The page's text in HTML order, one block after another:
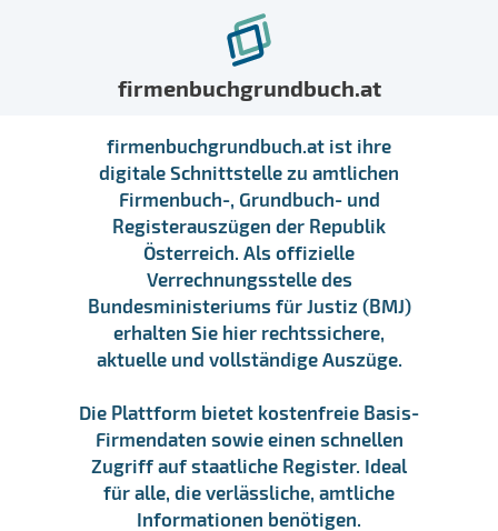
firmenbuchgrundbuch.at
firmenbuchgrundbuch.at ist ihre
digitale Schnittstelle zu amtlichen
Firmenbuch-, Grundbuch- und
Registerauszügen der Republik
Österreich. Als offizielle
Verrechnungsstelle des
Bundesministeriums für Justiz (BMJ)
erhalten Sie hier rechtssichere,
aktuelle und vollständige Auszüge.
Die Plattform bietet kostenfreie Basis-
Firmendaten sowie einen schnellen
Zugriff auf staatliche Register. Ideal
für alle, die verlässliche, amtliche
Informationen benötigen.